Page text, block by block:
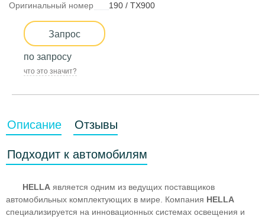
Оригинальный номер
190 / TX900
Запрос
по запросу
что это значит?
Описание Отзывы
Подходит к автомобилям
HELLA является одним из ведущих поставщиков
автомобильных комплектующих в мире. Компания HELLA
специализируется на инновационных системах освещения и